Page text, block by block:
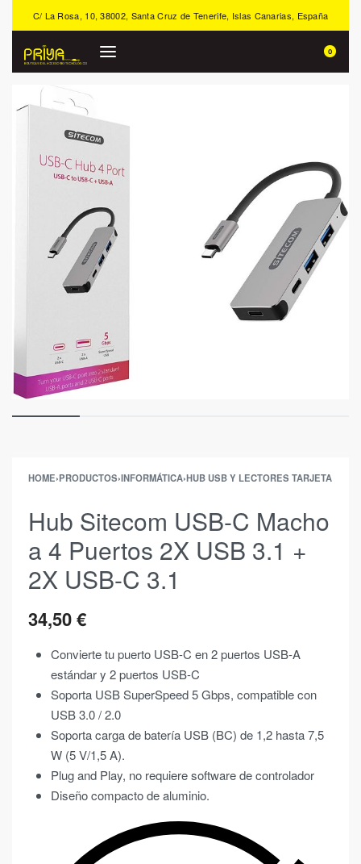
C/ La Rosa, 10, 38002, Santa Cruz de Tenerife, Islas Canarias, España
0
HOME›PRODUCTOS›INFORMÁTICA›HUB USB Y LECTORES TARJETA
Hub Sitecom USB-C Macho
a 4 Puertos 2X USB 3.1 +
2X USB-C 3.1
34,50€
Convierte tu puerto USB-C en 2 puertos USB-A
estándar y 2 puertos USB-C
Soporta USB SuperSpeed 5 Gbps, compatible con
USB 3.0 / 2.0
Soporta carga de batería USB (BC) de 1,2 hasta 7,5
W (5 V/1,5 A).
Plug and Play, no requiere software de controlador
Diseño compacto de aluminio.